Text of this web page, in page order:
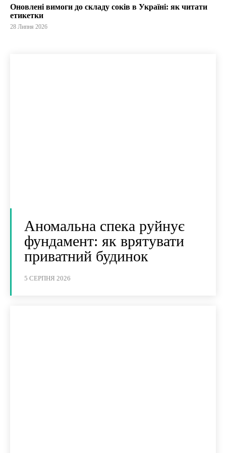
Оновлені вимоги до складу соків в Україні: як читати
етикетки
28 Липня 2026
Аномальна спека руйнує
фундамент: як врятувати
приватний будинок
5 СЕРПНЯ 2026